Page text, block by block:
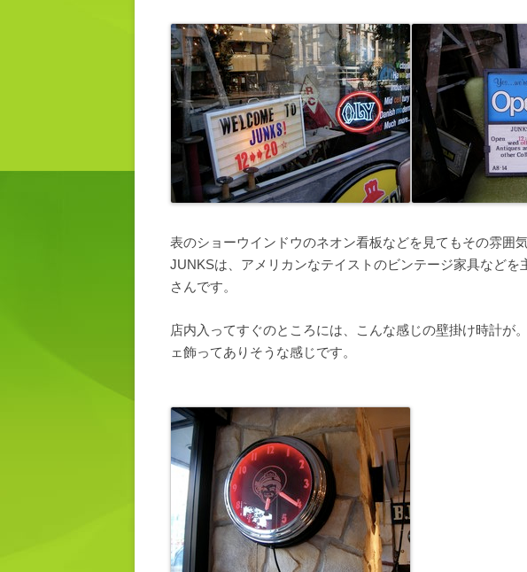
表のショーウインドウのネオン看板などを見てもその雰囲
JUNKSは、アメリカンなテイストのビンテージ家具などを
さんです。
店内入ってすぐのところには、こんな感じの壁掛け時計が
ェ飾ってありそうな感じです。